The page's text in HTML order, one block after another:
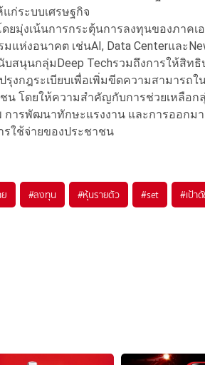
ก่ระบบเศรษฐกิจ
ยมุ่งเน้นการกระตุ้นการลงทุนของภาคเ
ห่งอนาคต เช่นAI, Data Centerและ
บสนุนกลุ่มDeep Techรวมถึงการให้สิท
รุงกฎระเบียบเพื่อเพิ่มขีดความสามารถ
น โดยให้ความสำคัญกับการช่วยเหลือก
ารพัฒนาทักษะแรงงาน และการออกม
รใช้จ่ายของประชาชน
#ลงทุน #หุ้นรายตัว #set #เป้า